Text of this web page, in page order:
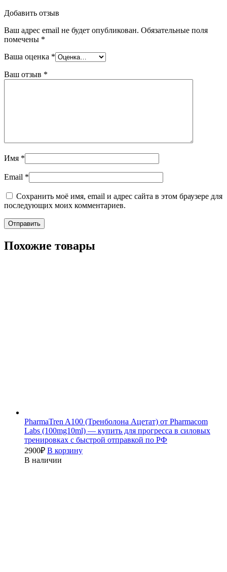
Добавить отзыв
Ваш адрес email не будет опубликован. Обязательные поля
помечены *
Ваша оценка *
Ваш отзыв *
Имя *
Email *
Сохранить моё имя, email и адрес сайта в этом браузере для
последующих моих комментариев.
Похожие товары
PharmaTren A100 (Тренболона Ацетат) от Pharmacom
Labs (100mg10ml) — купить для прогресса в силовых
тренировках с быстрой отправкой по РФ
2900₽ В корзину
В наличии